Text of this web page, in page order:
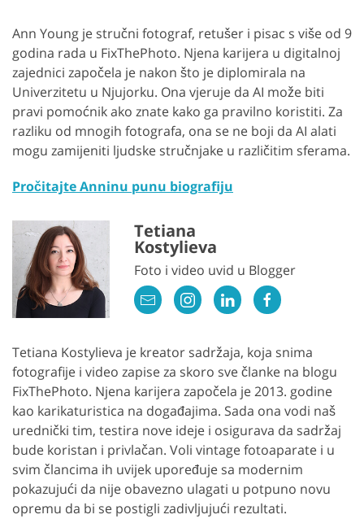
Ann Young je stručni fotograf, retušer i pisac s više od 9
godina rada u FixThePhoto. Njena karijera u digitalnoj
zajednici započela je nakon što je diplomirala na
Univerzitetu u Njujorku. Ona vjeruje da AI može biti
pravi pomoćnik ako znate kako ga pravilno koristiti. Za
razliku od mnogih fotografa, ona se ne boji da AI alati
mogu zamijeniti ljudske stručnjake u različitim sferama.
Pročitajte Anninu punu biografiju
Tetiana
Kostylieva
Foto i video uvid u Blogger
Tetiana Kostylieva je kreator sadržaja, koja snima
fotografije i video zapise za skoro sve članke na blogu
FixThePhoto. Njena karijera započela je 2013. godine
kao karikaturistica na događajima. Sada ona vodi naš
urednički tim, testira nove ideje i osigurava da sadržaj
bude koristan i privlačan. Voli vintage fotoaparate i u
svim člancima ih uvijek upoređuje sa modernim
pokazujući da nije obavezno ulagati u potpuno novu
opremu da bi se postigli zadivljujući rezultati.